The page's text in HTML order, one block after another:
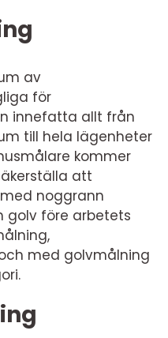
av
för
innefatta allt från
till hela lägenheter
kommer
att
noggrann
golv före arbetets
med golvmålning